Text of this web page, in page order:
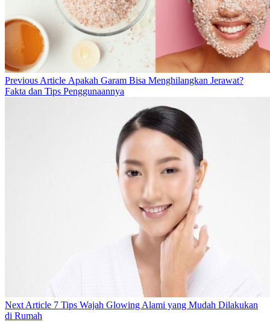
Previous Article Previous
Post:
Apakah Garam Bisa Menghilangkan Jerawat?
Fakta dan Tips Penggunaannya
Next Article Next
7 Tips Wajah Glowing Alami yang Mudah Dilakukan
di Rumah